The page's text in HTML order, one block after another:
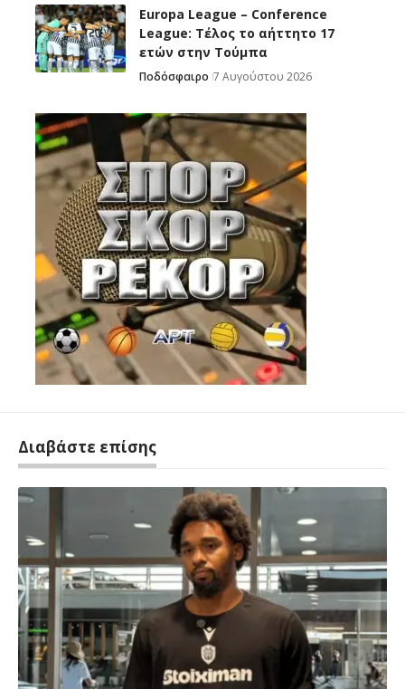
Europa League – Conference
League: Τέλος το αήττητο 17
ετών στην Τούμπα
Ποδόσφαιρο 7 Αυγούστου 2026
Διαβάστε επίσης